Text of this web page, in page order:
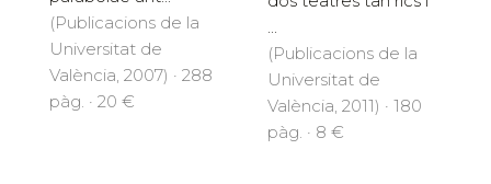
(Publicacions de la
Universitat de
València, 2007) · 288
pàg. · 20 €
...
(Publicacions de la
Universitat de
València, 2011) · 180
pàg. · 8 €